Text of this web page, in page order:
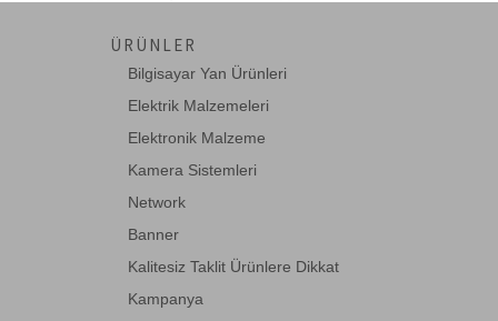
ÜRÜNLER
Bilgisayar Yan Ürünleri
Elektrik Malzemeleri
Elektronik Malzeme
Kamera Sistemleri
Network
Banner
Kalitesiz Taklit Ürünlere Dikkat
Kampanya